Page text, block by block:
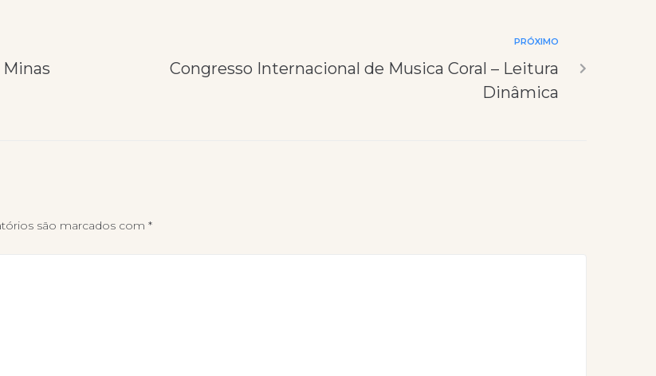
PRÓXIMO
Congresso Internacional de Musica Coral – Leitura
Dinâmica
são marcados com *